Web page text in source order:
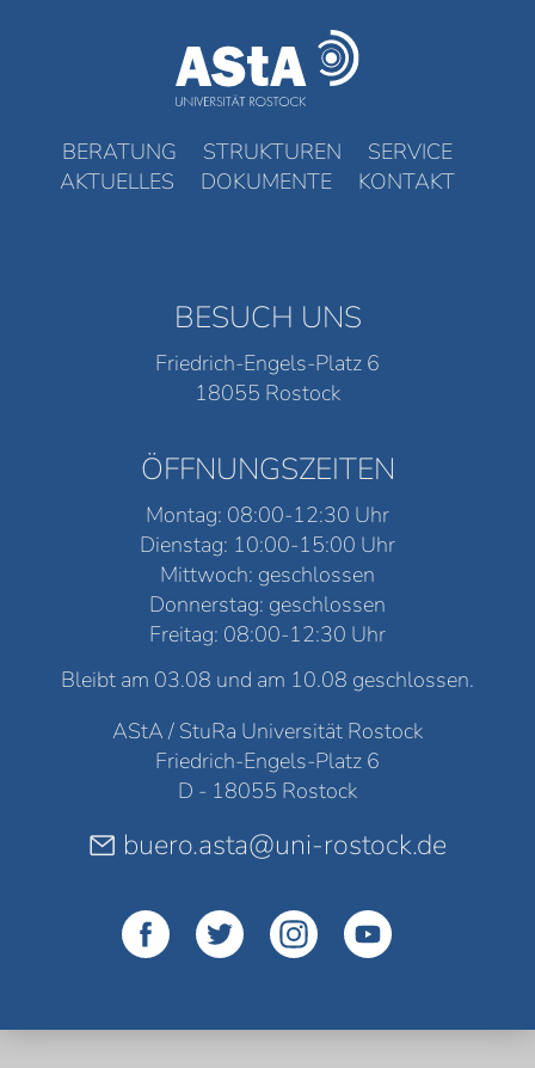
BERATUNG STRUKTUREN
SERVICE
AKTUELLES
DOKUMENTE KONTAKT
BESUCH UNS
Friedrich-Engels-Platz 6
18055 Rostock
ÖFFNUNGSZEITEN
Montag: 08:00-12:30 Uhr
Dienstag: 10:00-15:00 Uhr
Mittwoch: geschlossen
Donnerstag: geschlossen
Freitag: 08:00-12:30 Uhr
Bleibt am 03.08 und am 10.08 geschlossen.
AStA / StuRa Universität Rostock
Friedrich-Engels-Platz 6
D - 18055 Rostock
buero.asta@uni-rostock.de